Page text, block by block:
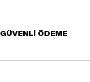
GÜVENLİ ÖDEME